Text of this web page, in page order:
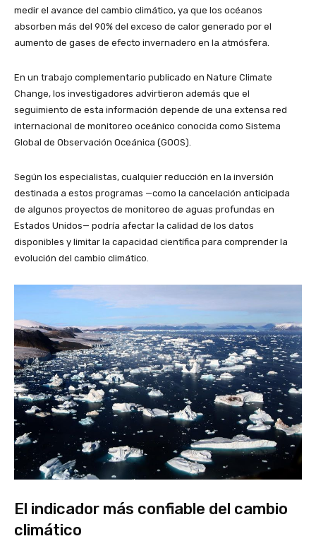
medir el avance del cambio climático, ya que los océanos
absorben más del 90% del exceso de calor generado por el
aumento de gases de efecto invernadero en la atmósfera.
En un trabajo complementario publicado en Nature Climate
Change, los investigadores advirtieron además que el
seguimiento de esta información depende de una extensa red
internacional de monitoreo oceánico conocida como Sistema
Global de Observación Oceánica (GOOS).
Según los especialistas, cualquier reducción en la inversión
destinada a estos programas —como la cancelación anticipada
de algunos proyectos de monitoreo de aguas profundas en
Estados Unidos— podría afectar la calidad de los datos
disponibles y limitar la capacidad científica para comprender la
evolución del cambio climático.
El indicador más confiable del cambio
climático